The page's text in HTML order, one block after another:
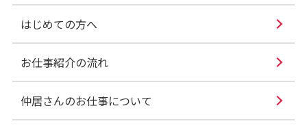
はじめての方へ
お仕事紹介の流れ
仲居さんのお仕事について